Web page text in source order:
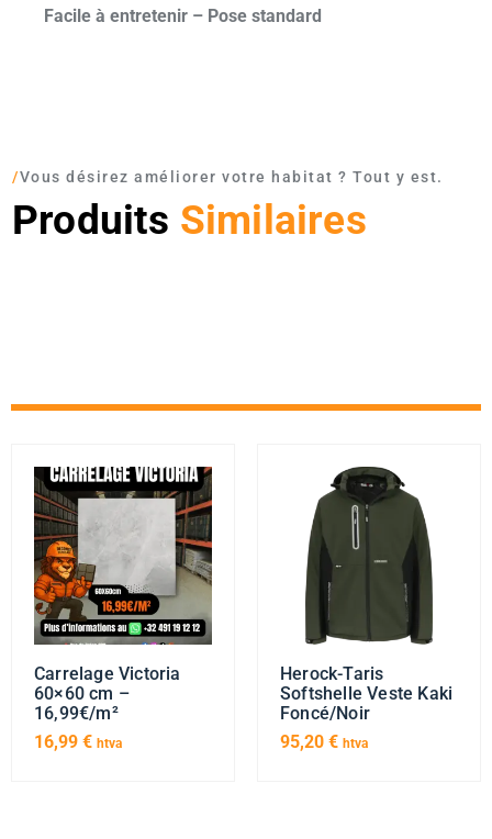
Facile à entretenir – Pose standard
/Vous désirez améliorer votre habitat ? Tout y est.
Produits Similaires
Carrelage Victoria
60×60 cm –
16,99€/m²
16,99 € htva
Herock-Taris
Softshelle Veste Kaki
Foncé/Noir
95,20 € htva